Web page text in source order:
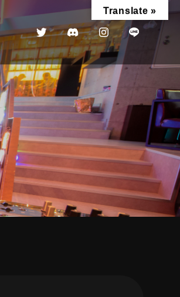
Translate »